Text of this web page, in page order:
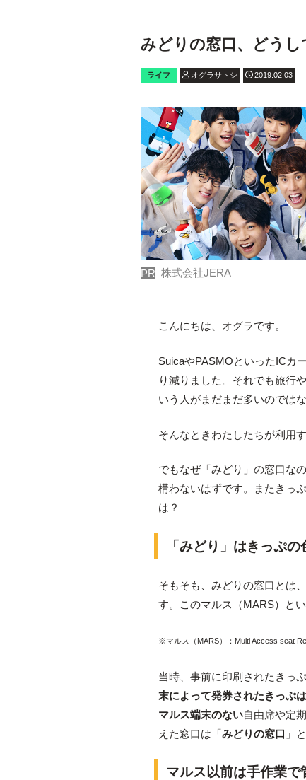
みどりの窓口、どうし
ライフ オグラサトシ 2019.02.03
PR 株式会社JERA
こんにちは、オグラです。
SuicaやPASMOといったICカ
り減りました。それでも旅行
いう人がまだまだ多いのでは
そんなときわたしたちが利用
でもなぜ「みどり」の窓口な
構わないはずです。またきっ
は？
「みどり」はきっぷの
そもそも、みどりの窓口とは、
す。このマルス（MARS）と
※マルス（MARS）：Multi Access seat
当時、事前に印刷されたきっ
末によって発券されたきっぷ
マルス端末のない自由席や定
えた窓口は「みどりの窓口 」
マルス以前は手作業で